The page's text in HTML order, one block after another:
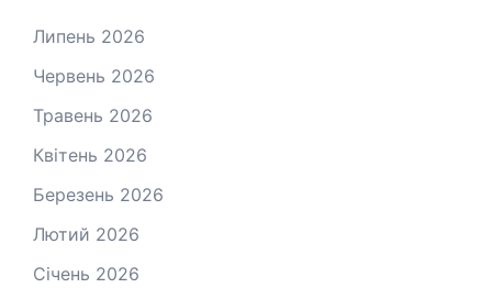
Липень 2026
Червень 2026
Травень 2026
Квітень 2026
Березень 2026
Лютий 2026
Січень 2026